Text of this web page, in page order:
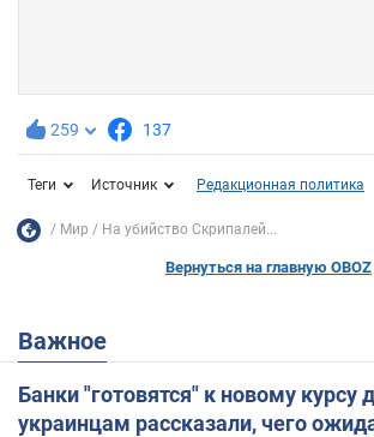
259 137
Теги Источник Редакционная политика
Мир На убийство Скрипалей...
Вернуться на главную OBOZ
Важное
Банки "готовятся" к новому курсу
украинцам рассказали, чего